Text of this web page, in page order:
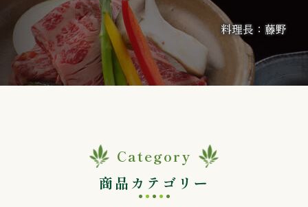
り
価
格
料理長：藤野
Category
商品カテゴリー